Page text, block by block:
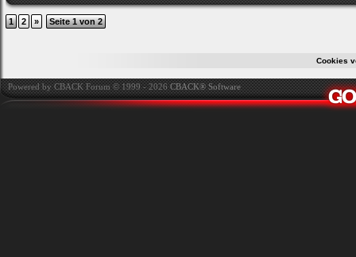
1 2 » Seite 1 von 2
Cookies
Powered by CBACK Forum © 1999 - 2026CBACK® Software